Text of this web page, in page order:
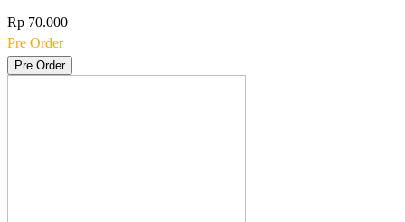
Rp 70.000
Pre Order
Pre Order